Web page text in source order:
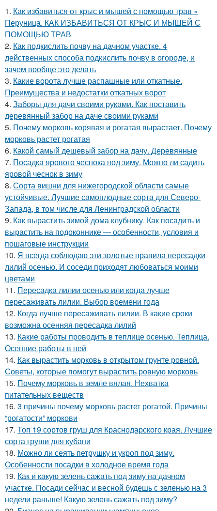
1. Как избавиться от крыс и мышей с помощью трав »
Перуница. КАК ИЗБАВИТЬСЯ ОТ КРЫС И МЫШЕЙ С
ПОМОЩЬЮ ТРАВ
2. Как подкислить почву на дачном участке. 4
действенных способа подкислить почву в огороде, и
зачем вообще это делать
3. Какие ворота лучше распашные или откатные.
Преимущества и недостатки откатных ворот
4. Заборы для дачи своими руками. Как поставить
деревянный забор на даче своими руками
5. Почему морковь корявая и рогатая вырастает. Почему
морковь растет рогатая
6. Какой самый дешевый забор на дачу. Деревянные
7. Посадка ярового чеснока под зиму. Можно ли садить
яровой чеснок в зиму
8. Сорта вишни для нижегородской области самые
устойчивые. Лучшие самоплодные сорта для Северо-
Запада, в том числе для Ленинградской области
9. Как вырастить зимой дома клубнику. Как посадить и
вырастить на подоконнике — особенности, условия и
пошаговые инструкции
10. Я всегда соблюдаю эти золотые правила пересадки
лилий осенью. И соседи приходят любоваться моими
цветами
11. Пересадка лилии осенью или когда лучше
пересаживать лилии. Выбор времени года
12. Когда лучше пересаживать лилии. В какие сроки
возможна осенняя пересадка лилий
13. Какие работы проводить в теплице осенью. Теплица.
Осенние работы в ней
14. Как вырастить морковь в открытом грунте ровной.
Советы, которые помогут вырастить ровную морковь
15. Почему морковь в земле вялая. Нехватка
питательных веществ
16. 3 причины почему морковь растет рогатой. Причины
“рогатости” моркови
17. Топ 19 сортов груш для Краснодарского края. Лучшие
сорта груши для кубани
18. Можно ли сеять петрушку и укроп под зиму.
Особенности посадки в холодное время года
19. Как и какую зелень сажать под зиму на дачном
участке. Посади сейчас и весной будешь с зеленью на 3
недели раньше! Какую зелень сажать под зиму?